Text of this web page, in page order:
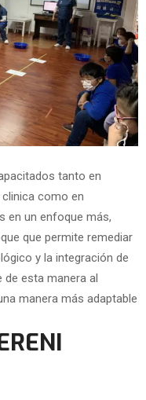
tanto en
como en
en un enfoque más,
que permite remediar
y la integración de
esta manera al
manera más adaptable